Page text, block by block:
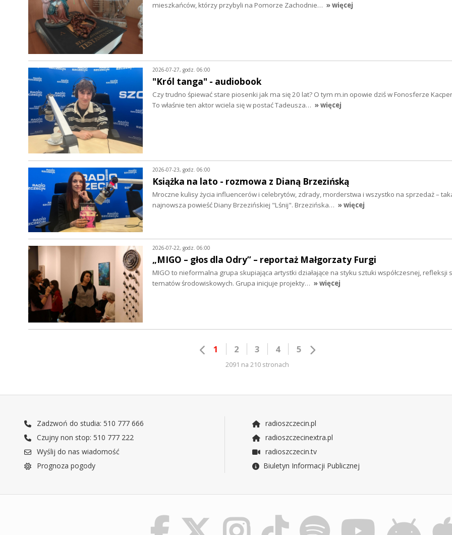
mieszkańców, którzy przybyli na Pomorze Zachodnie… » więcej
2026-07-27, godz. 06:00
"Król tanga" - audiobook
Czy trudno śpiewać stare piosenki jak ma się 20 lat? O tym m.in opowie dziś w Fonosferze
To właśnie ten aktor wciela się w postać Tadeusza… » więcej
2026-07-23, godz. 06:00
Książka na lato - rozmowa z Dianą Brzezińską
Mroczne kulisy życia influencerów i celebrytów, zdrady, morderstwa i wszystko na sprzedaż –
najnowsza powieść Diany Brzezińskiej "Lśnij". Brzezińska… » więcej
2026-07-22, godz. 06:00
„MIGO – głos dla Odry” – reportaż Małgorzaty Furgi
MIGO to nieformalna grupa skupiająca artystki działające na styku sztuki współczesnej, refleksji
tematów środowiskowych. Grupa inicjuje projekty… » więcej
1 2 3 4 5
2091 na 210 stronach
Zadzwoń do studia: 510 777 666
Czujny non stop: 510 777 222
Wyślij do nas wiadomość
Prognoza pogody
radioszczecin.pl
radioszczecinextra.pl
radioszczecin.tv
Biuletyn Informacji Publicznej